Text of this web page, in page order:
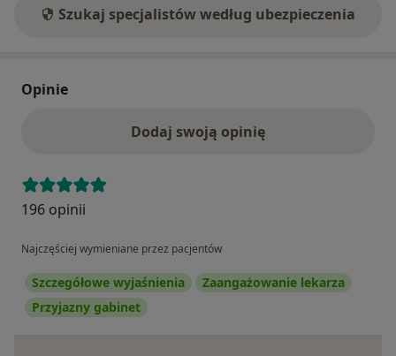
Szukaj specjalistów według ubezpieczenia
Opinie
Dodaj swoją opinię
196 opinii
Najczęściej wymieniane przez pacjentów
Szczegółowe wyjaśnienia
Zaangażowanie lekarza
Przyjazny gabinet